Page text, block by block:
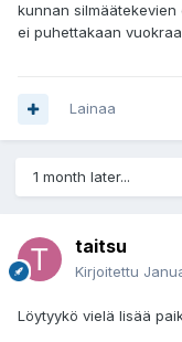
kunnan silmäätekevien
ei puhettakaan
Lainaa
1 month later...
taitsu
Kirjoitettu
Löytyykö vielä lisää